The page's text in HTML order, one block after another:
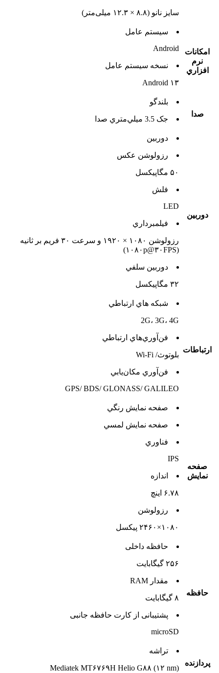
سایز نانو (۸.۸ × ۱۲.۳ میلی‌متر)
امکانات
نرم
افزاري
سيستم عامل
Android
نسخه سيستم عامل
Android ۱۳
صدا
بلندگو
جک 3.5 ميلي‌متري صدا
دوربين
دوربين
رزولوشن عکس
۵۰ مگاپیکسل
فلش
LED
فيلمبرداري
رزولوشن ۱۰۸۰ × ۱۹۲۰ و سرعت ۳۰ فریم بر ثانیه
(۱۰۸۰p@۳۰FPS)
دوربين سلفي
۳۲ مگاپیکسل
ارتباطات
شبکه هاي ارتباطي
2G، 3G، 4G
فن‌آوري‌هاي ارتباطي
بلوتوث/ Wi-Fi
فن‌آوري مکان‌يابي
GPS/ BDS/ GLONASS/ GALILEO
صفحه
نمايش
صفحه نمايش رنگي
صفحه نمايش لمسي
فناوري
IPS
اندازه
۶.۷۸ اینچ
رزولوشن
۱۰۸۰×۲۴۶۰ پیکسل
حافظه
حافظه داخلی
۲۵۶ گیگابایت
مقدار RAM
۸ گیگابایت
پشتيبانی از کارت حافظه جانبی
microSD
پردازنده
تراشه
Mediatek MT۶۷۶۹H Helio G۸۸ (۱۲ nm)